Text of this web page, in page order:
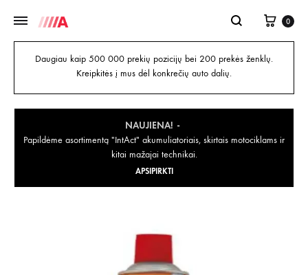
0
Daugiau kaip 500 000 prekių pozicijų bei 200 prekės ženklų.
Kreipkitės į mus dėl konkrečių auto dalių.
NAUJIENA!
Papildėme asortimentą "IntAct" akumuliatoriais, skirtais motociklams ir
kitai mažajai technikai.
APSIPIRKTI